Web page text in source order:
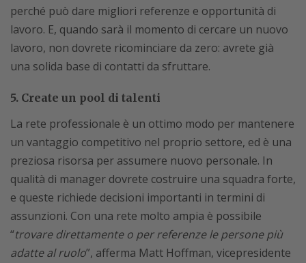
perché può dare migliori referenze e opportunità di
lavoro. E, quando sarà il momento di cercare un nuovo
lavoro, non dovrete ricominciare da zero: avrete già
una solida base di contatti da sfruttare.
5. Create un pool di talenti
La rete professionale è un ottimo modo per mantenere
un vantaggio competitivo nel proprio settore, ed è una
preziosa risorsa per assumere nuovo personale. In
qualità di manager dovrete costruire una squadra forte,
e queste richiede decisioni importanti in termini di
assunzioni. Con una rete molto ampia è possibile
“trovare direttamente o per referenze le persone più
adatte al ruolo”, afferma Matt Hoffman, vicepresidente